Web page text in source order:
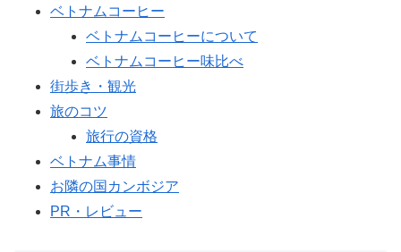
ベトナムコーヒー
ベトナムコーヒーについて
ベトナムコーヒー味比べ
街歩き・観光
旅のコツ
旅行の資格
ベトナム事情
お隣の国カンボジア
PR・レビュー